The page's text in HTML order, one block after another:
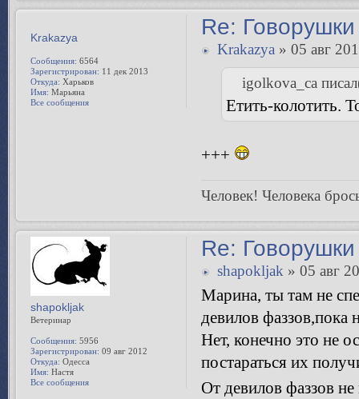
Re:
Krakazya » 05 авг
igolkova_ca
Етить-колотить.
+++
Человек! Человека
Krakazya
Сообщения: 6564
Зарегистрирован: 11 дек 2013
Откуда: Харьков
Имя: Марьяна
Все сообщения
Re:
shapokljak» 05 авг
Марина, ты там не
девилов фаззов,пока
Нет, конечно это не
постараться их
От девилов фаззов
shapokljak
Ветеринар
Сообщения: 5956
Зарегистрирован: 09 авг 2012
Откуда: Одесса
Имя: Настя
Все сообщения